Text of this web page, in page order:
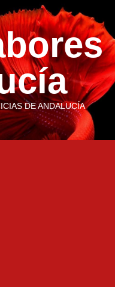
DE ANDALUCÍA